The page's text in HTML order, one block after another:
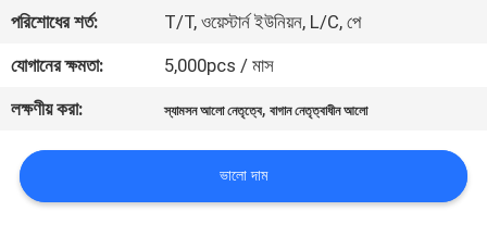
যোগাযোগ
করুন
জন্য
আবেদন
পরিশোধের শর্ত:
T/T, ওয়েস্টার্ন ইউনিয়ন, L/C, পে
যোগানের ক্ষমতা:
5,000pcs / মাস
লক্ষণীয় করা:
স্যামসন আলো নেতৃত্বে,বাগান নেতৃত্বাধীন আলো
ভালো দাম